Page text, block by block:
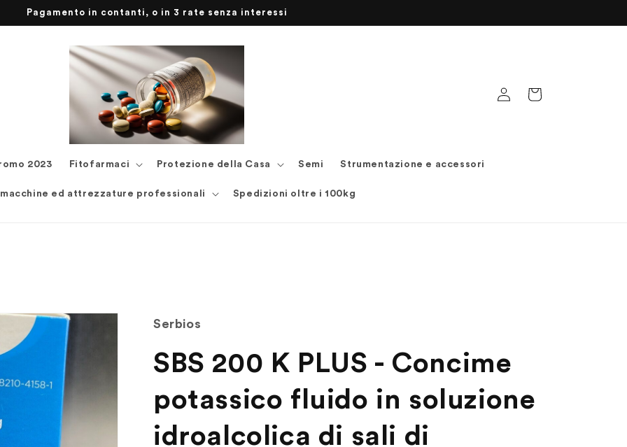
Pagamento in contanti, o in 3 rate senza interessi
2023 Fitofarmaci Protezione della Casa Semi Strumentazione e accessori
ed attrezzature professionali Spedizioni oltre i 100kg
AccediCarrello
Serbios
SBS 200 K PLUS - Concime
potassico fluido in soluzione
idroalcolica di sali di